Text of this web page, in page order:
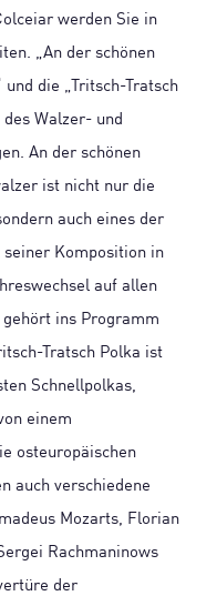
werden Sie in
„An der schönen
und die „Tritsch-Tratsch
Walzer- und
An der schönen
ist nicht nur die
auch eines der
seiner Komposition in
auf allen
ins Programm
Tratsch Polka ist
Schnellpolkas,
einem
osteuropäischen
auch verschiedene
Mozarts, Florian
Rachmaninows
der